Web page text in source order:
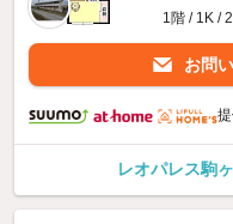
1階 / 1K /
お問
レオパレス駒